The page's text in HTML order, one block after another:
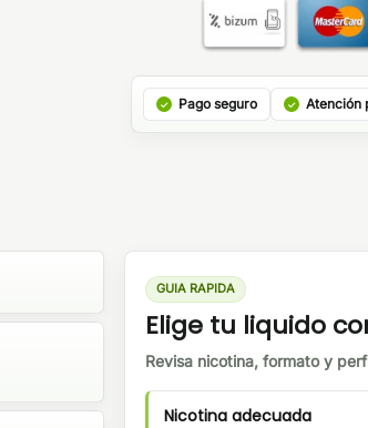
Pago seguro Atención
GUIA RAPIDA
Elige tu liquido
Revisa nicotina, formato y
Nicotina adecuada